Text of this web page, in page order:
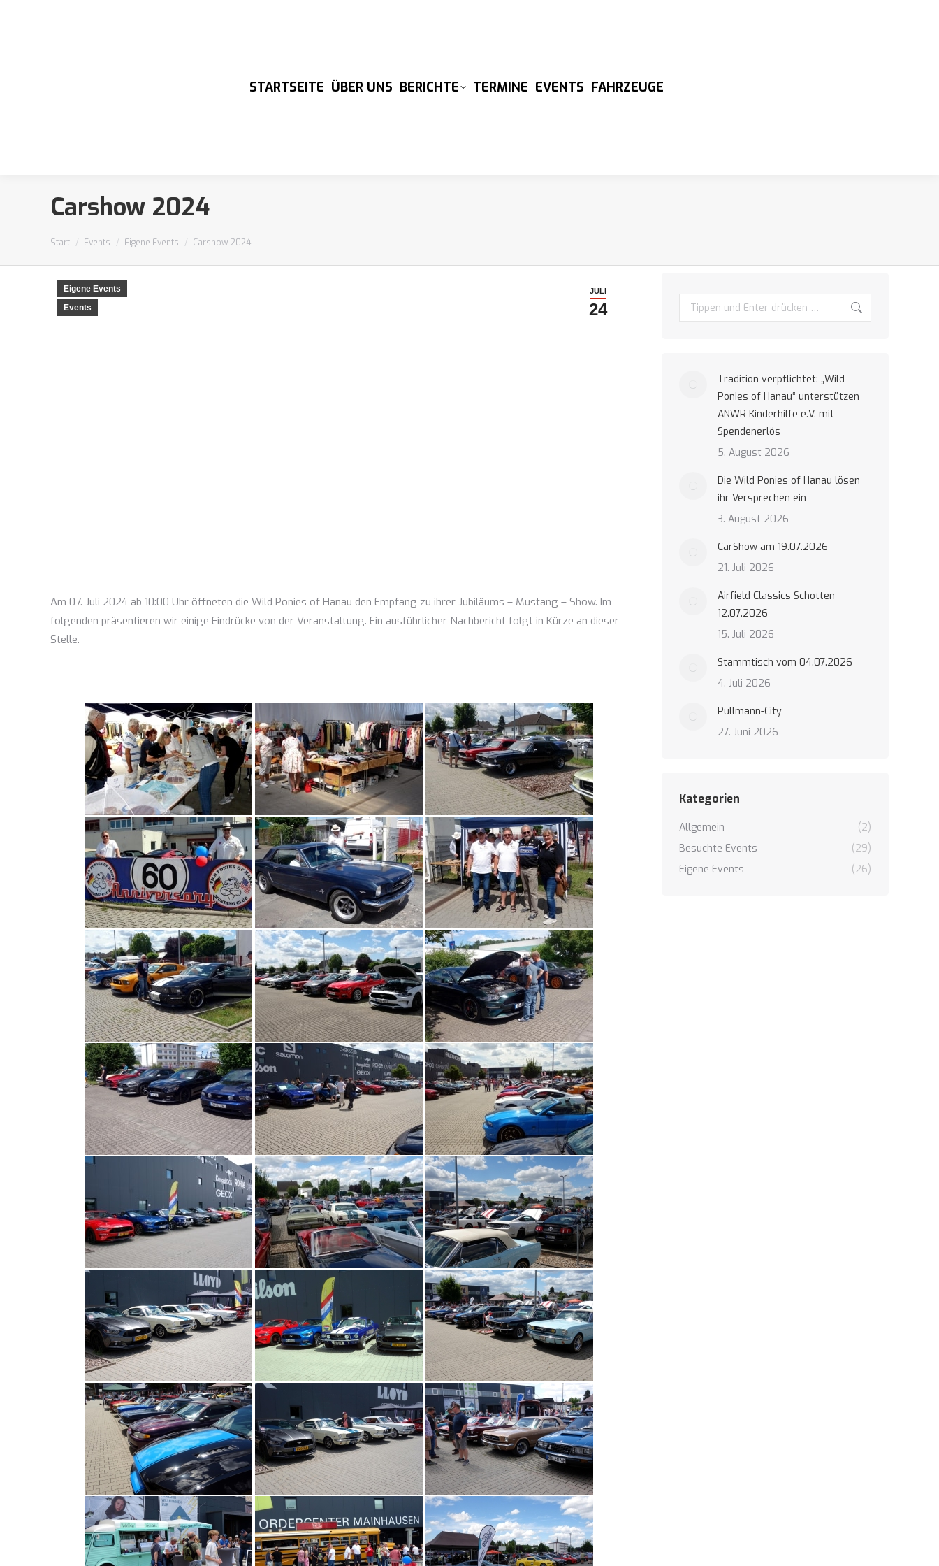
STARTSEITE ÜBER UNS BERICHTE TERMINE EVENTS FAHRZEUGE
Carshow 2024
Start Events Eigene Events Carshow 2024
JULI
24
Eigene Events
Events
Am 07. Juli 2024 ab 10:00 Uhr öffneten die Wild Ponies of Hanau den Empfang zu ihrer Jubiläums – Mustang – Show. Im
folgenden präsentieren wir einige Eindrücke von der Veranstaltung. Ein ausführlicher Nachbericht folgt in Kürze an dieser
Stelle.
Search:
Tradition verpflichtet: „Wild
Ponies of Hanau“ unterstützen
ANWR Kinderhilfe e.V. mit
Spendenerlös
5. August 2026
Die Wild Ponies of Hanau lösen
ihr Versprechen ein
3. August 2026
CarShow am 19.07.2026
21. Juli 2026
Airfield Classics Schotten
12.07.2026
15. Juli 2026
Stammtisch vom 04.07.2026
4. Juli 2026
Pullmann-City
27. Juni 2026
Kategorien
Allgemein
(2)
Besuchte Events
(29)
Eigene Events
(26)